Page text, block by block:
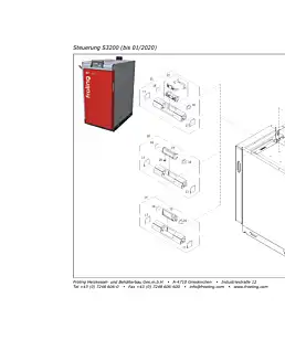
the
product
page